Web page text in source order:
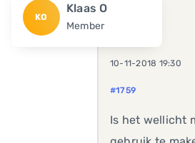
KO
Klaas O
Member
10-11-2018 19:30
#1759
Is het wellicht